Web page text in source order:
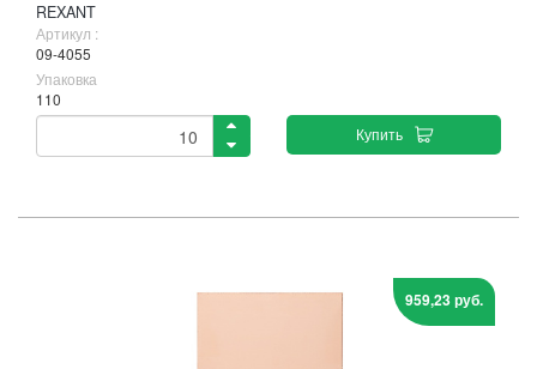
REXANT
Артикул :
09-4055
Упаковка
110
Купить
959,23 руб.